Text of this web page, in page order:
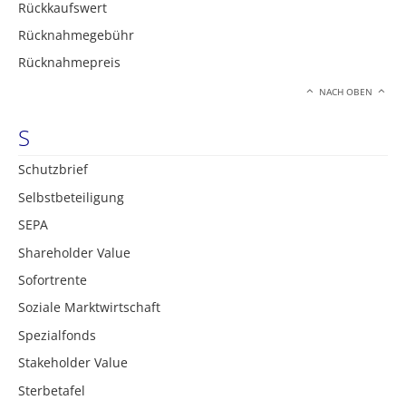
Rückkaufswert
Rücknahmegebühr
Rücknahmepreis
NACH OBEN
S
Schutzbrief
Selbstbeteiligung
SEPA
Shareholder Value
Sofortrente
Soziale Marktwirtschaft
Spezialfonds
Stakeholder Value
Sterbetafel